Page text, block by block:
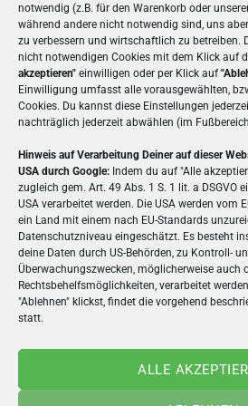
notwendig (z.B. für den Warenkorb oder
während andere nicht notwendig sind, uns
zu verbessern und wirtschaftlich zu betreiben.
nicht notwendigen Cookies mit dem Klick auf
akzeptieren" einwilligen oder per Klick auf
Einwilligung umfasst alle vorausgewählten,
Cookies. Du kannst diese Einstellungen
nachträglich jederzeit abwählen (im
Hinweis auf Verarbeitung Deiner auf dieser
USA durch Google: Indem du auf "Alle
zugleich gem. Art. 49 Abs. 1 S. 1 lit. a DSGVO
USA verarbeitet werden. Die USA werden vom
ein Land mit einem nach EU-Standards
Datenschutzniveau eingeschätzt. Es besteht
deine Daten durch US-Behörden, zu Kontroll-
Überwachungszwecken, möglicherweise auch
Rechtsbehelfsmöglichkeiten, verarbeitet
"Ablehnen" klickst, findet die vorgehend
statt.
ALLE
Landschaftsaufnahme oder ein
Moment – dieses Format bringt
groß raus.
Die hochwertige Verarbeitung
Druckqualität sorgen dafür,
perfekt zur Geltung kommt und
bleibenden Eindruck hinterlässt.
Exklusiver Versand-Service:
Wählst du denDirektversand,
individuell gestaltete Panorama-
den Empfänger geschickt –
einem edlen,
Deine Vorteile auf einen Blick: